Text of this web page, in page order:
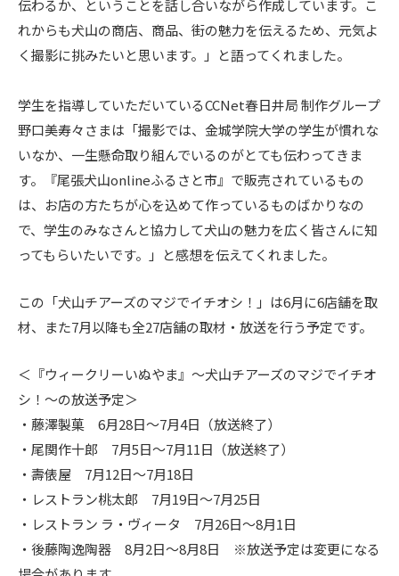
伝わるか、ということを話し合いながら作成しています。こ
れからも犬山の商店、商品、街の魅力を伝えるため、元気よ
く撮影に挑みたいと思います。」と語ってくれました。
学生を指導していただいているCCNet春日井局 制作グループ
野口美寿々さまは「撮影では、金城学院大学の学生が慣れな
いなか、一生懸命取り組んでいるのがとても伝わってきま
す。『尾張犬山onlineふるさと市』で販売されているもの
は、お店の方たちが心を込めて作っているものばかりなの
で、学生のみなさんと協力して犬山の魅力を広く皆さんに知
ってもらいたいです。」と感想を伝えてくれました。
この「犬山チアーズのマジでイチオシ！」は6月に6店舗を取
材、また7月以降も全27店舗の取材・放送を行う予定です。
＜『ウィークリーいぬやま』～犬山チアーズのマジでイチオ
シ！～の放送予定＞
・藤澤製菓 6月28日～7月4日（放送終了）
・尾関作十郎 7月5日～7月11日（放送終了）
・壽俵屋 7月12日～7月18日
・レストラン桃太郎 7月19日～7月25日
・レストラン ラ・ヴィータ 7月26日～8月1日
・後藤陶逸陶器 8月2日～8月8日 ※放送予定は変更になる